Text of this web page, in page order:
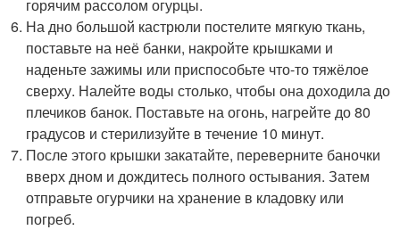
горячим рассолом огурцы.
На дно большой кастрюли постелите мягкую ткань,
поставьте на неё банки, накройте крышками и
наденьте зажимы или приспособьте что-то тяжёлое
сверху. Налейте воды столько, чтобы она доходила до
плечиков банок. Поставьте на огонь, нагрейте до 80
градусов и стерилизуйте в течение 10 минут.
После этого крышки закатайте, переверните баночки
вверх дном и дождитесь полного остывания. Затем
отправьте огурчики на хранение в кладовку или
погреб.